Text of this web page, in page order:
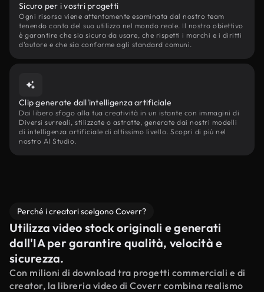
Sicuro per i vostri progetti
Ogni risorsa viene attentamente esaminata dal nostro team
tenendo conto del suo utilizzo nel mondo reale. Il nostro obiettivo
è garantire che sia sicura da usare, che rispetti i marchi e i diritti
d'autore e che sia conforme agli standard comuni.
Clip generate dall'intelligenza artificiale
Dai libero sfogo alla tua creatività in un istante con immagini di
Diversi surreali, stilizzate o astratte, generate dai nostri modelli
di intelligenza artificiale di altissimo livello. Scopri di più nel
nostro AI Studio.
Perché i creatori scelgono Coverr?
Utilizza video stock originali e generati
dall'IA per garantire qualità, velocità e
sicurezza.
Con milioni di download tra progetti commerciali e di
creator, la libreria video di Coverr combina realismo